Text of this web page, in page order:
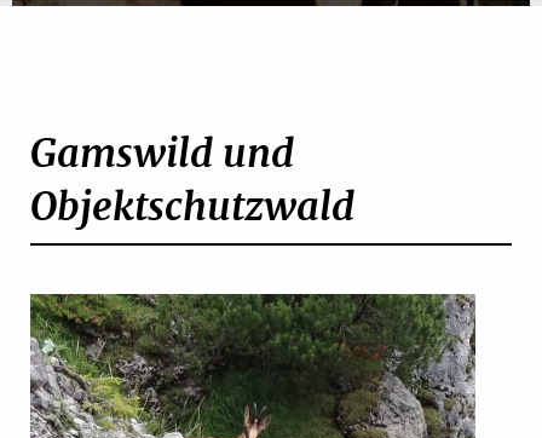
Gamswild und
Objektschutzwald